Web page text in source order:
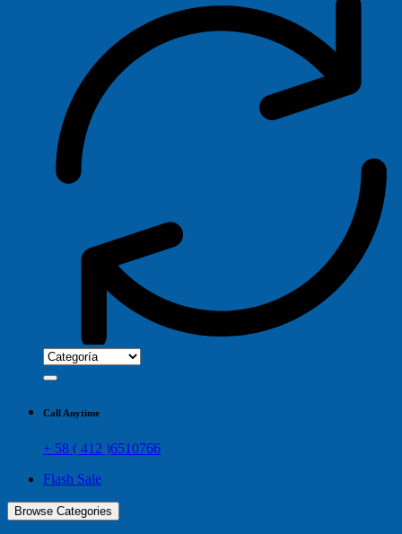
Call Anytime
+ 58 ( 412 )6510766
Flash Sale
Browse Categories